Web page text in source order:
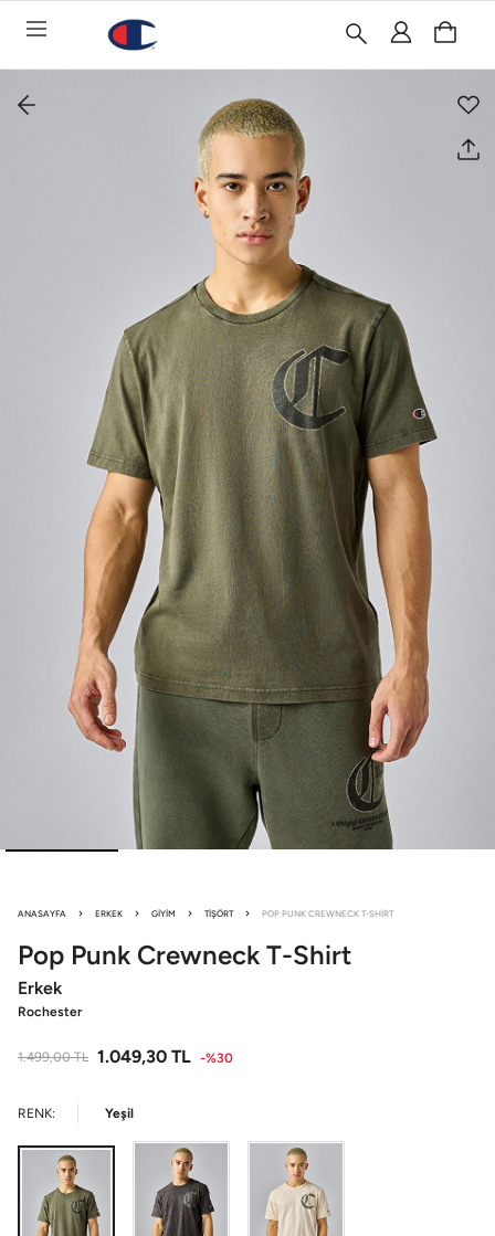
ANASAYFA ERKEK GIYIM TIŞÖRT POP PUNK CREWNECK T-SHIRT
Pop Punk Crewneck T-Shirt
Erkek
Rochester
1.499,00 TL 1.049,30 TL -%30
RENK: Yeşil